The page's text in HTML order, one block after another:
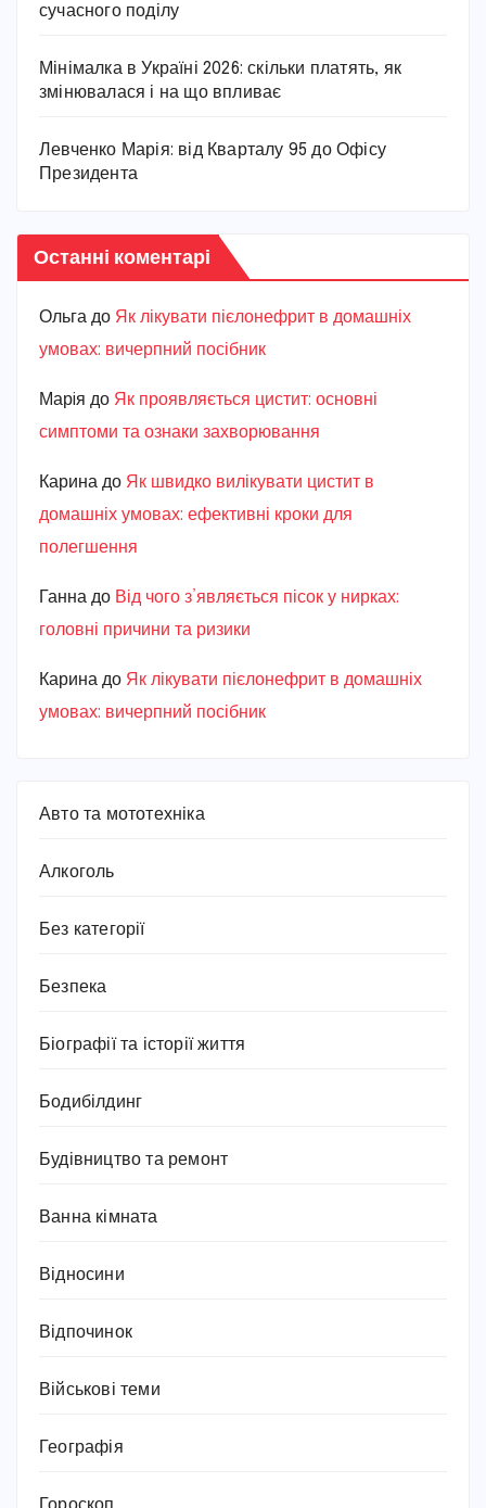
сучасного поділу
Мінімалка в Україні 2026: скільки платять, як
змінювалася і на що впливає
Левченко Марія: від Кварталу 95 до Офісу
Президента
Останні коментарі
Ольга до Як лікувати пієлонефрит в домашніх
умовах: вичерпний посібник
Марiя до Як проявляється цистит: основні
симптоми та ознаки захворювання
Карина до Як швидко вилікувати цистит в
домашніх умовах: ефективні кроки для
полегшення
Ганна до Від чого з’являється пісок у нирках:
головні причини та ризики
Карина до Як лікувати пієлонефрит в домашніх
умовах: вичерпний посібник
Авто та мототехніка
Алкоголь
Без категорії
Безпека
Біографії та історії життя
Бодибілдинг
Будівництво та ремонт
Ванна кімната
Відносини
Відпочинок
Військові теми
Географія